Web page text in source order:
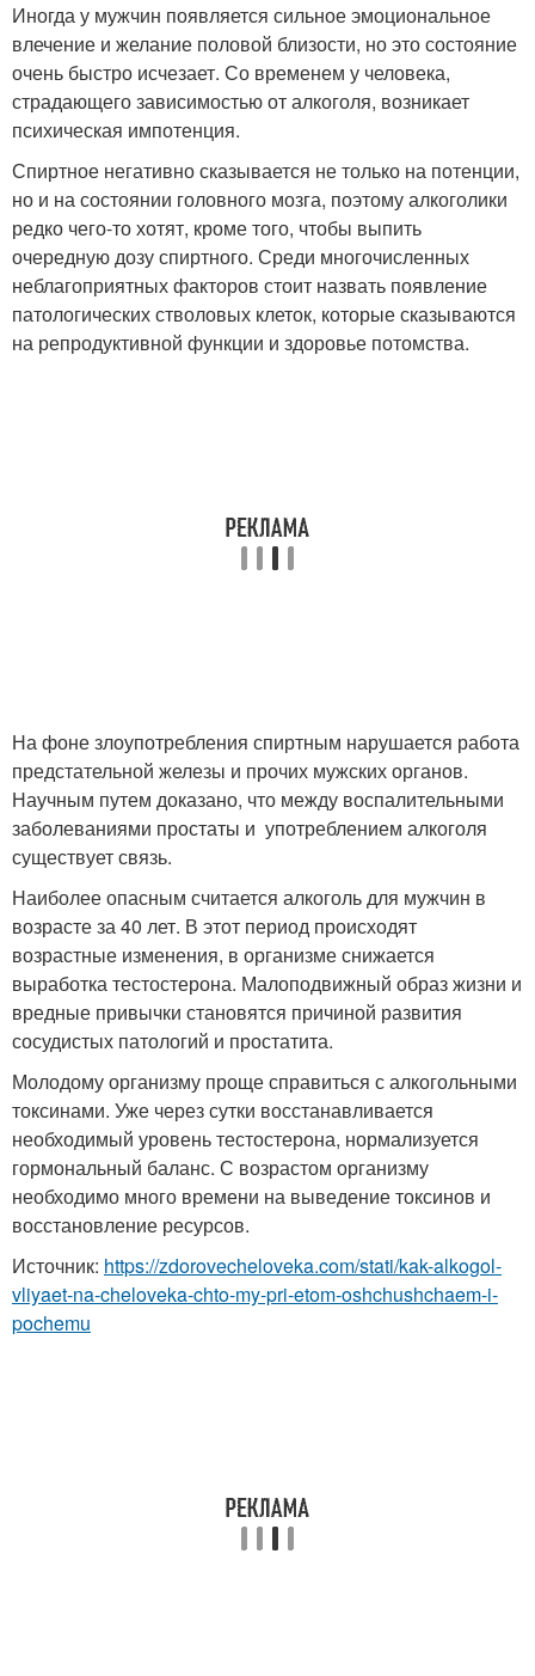
Иногда у мужчин появляется сильное эмоциональное
влечение и желание половой близости, но это состояние
очень быстро исчезает. Со временем у человека,
страдающего зависимостью от алкоголя, возникает
психическая импотенция.
Спиртное негативно сказывается не только на потенции,
но и на состоянии головного мозга, поэтому алкоголики
редко чего-то хотят, кроме того, чтобы выпить
очередную дозу спиртного. Среди многочисленных
неблагоприятных факторов стоит назвать появление
патологических стволовых клеток, которые сказываются
на репродуктивной функции и здоровье потомства.
На фоне злоупотребления спиртным нарушается работа
предстательной железы и прочих мужских органов.
Научным путем доказано, что между воспалительными
заболеваниями простаты и употреблением алкоголя
существует связь.
Наиболее опасным считается алкоголь для мужчин в
возрасте за 40 лет. В этот период происходят
возрастные изменения, в организме снижается
выработка тестостерона. Малоподвижный образ жизни и
вредные привычки становятся причиной развития
сосудистых патологий и простатита.
Молодому организму проще справиться с алкогольными
токсинами. Уже через сутки восстанавливается
необходимый уровень тестостерона, нормализуется
гормональный баланс. С возрастом организму
необходимо много времени на выведение токсинов и
восстановление ресурсов.
Источник: https://zdorovecheloveka.com/stati/kak-alkogol-
vliyaet-na-cheloveka-chto-my-pri-etom-oshchushchaem-i-
pochemu